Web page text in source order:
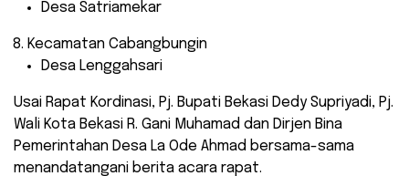
Desa Satriamekar
Kecamatan Cabangbungin
Desa Lenggahsari
Usai Rapat Kordinasi, Pj. Bupati Bekasi Dedy Supriyadi, Pj.
Wali Kota Bekasi R. Gani Muhamad dan Dirjen Bina
Pemerintahan Desa La Ode Ahmad bersama-sama
menandatangani berita acara rapat.